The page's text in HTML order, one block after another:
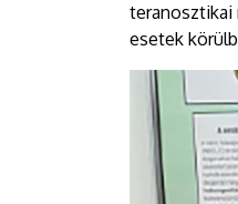
teranosztikai
esetek